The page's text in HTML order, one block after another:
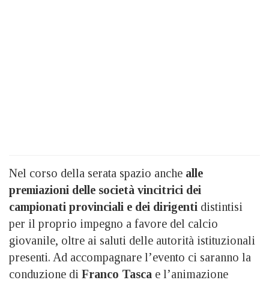
Nel corso della serata spazio anche alle
premiazioni delle società vincitrici dei
campionati provinciali e dei dirigenti distintisi
per il proprio impegno a favore del calcio
giovanile, oltre ai saluti delle autorità istituzionali
presenti. Ad accompagnare l’evento ci saranno la
conduzione di Franco Tasca e l’animazione